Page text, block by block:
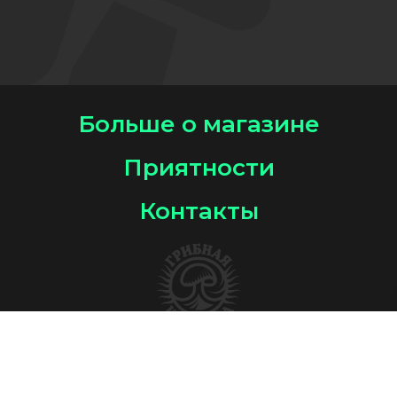
Контакты
Больше о магазине
Приятности